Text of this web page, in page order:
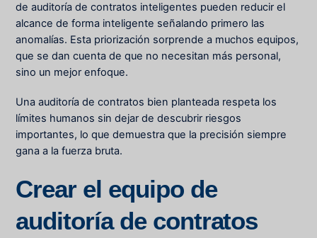
de auditoría de contratos inteligentes pueden reducir el
alcance de forma inteligente señalando primero las
anomalías. Esta priorización sorprende a muchos equipos,
que se dan cuenta de que no necesitan más personal,
sino un mejor enfoque.
Una auditoría de contratos bien planteada respeta los
límites humanos sin dejar de descubrir riesgos
importantes, lo que demuestra que la precisión siempre
gana a la fuerza bruta.
Crear el equipo de
auditoría de contratos